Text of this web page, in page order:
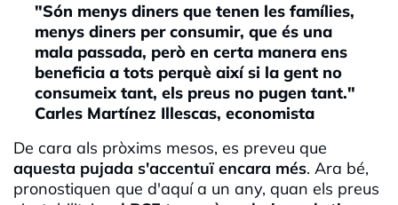
"Són menys diners que tenen les famílies,
menys diners per consumir, que és una
mala passada, però en certa manera ens
beneficia a tots perquè així si la gent no
consumeix tant, els preus no pugen tant."
Carles Martínez Illescas, economista
De cara als pròxims mesos, es preveu que
aquesta pujada s'accentuï encara més. Ara bé,
pronostiquen que d'aquí a un any, quan els preus